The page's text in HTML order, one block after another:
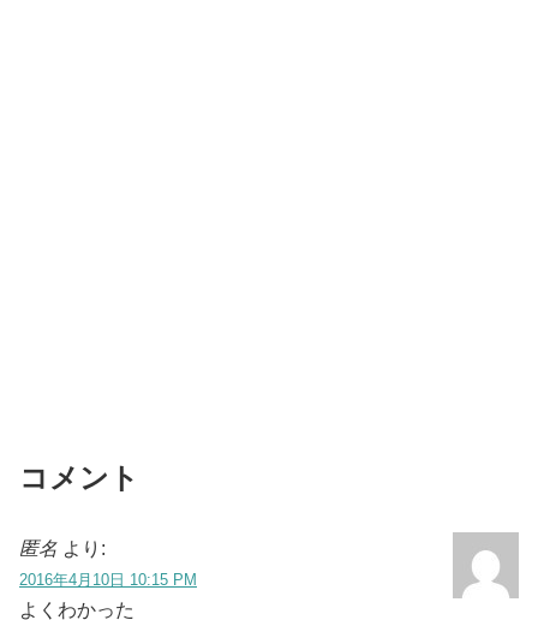
コメント
匿名 より:
2016年4月10日 10:15 PM
よくわかった